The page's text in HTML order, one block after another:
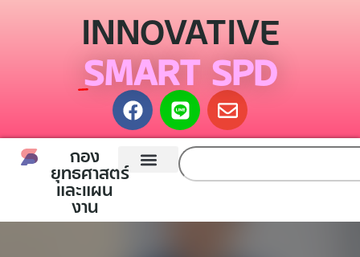
INNOVATIVE
SMART SPD
กอง
ยุทธศาสตร์
และแผน
งาน